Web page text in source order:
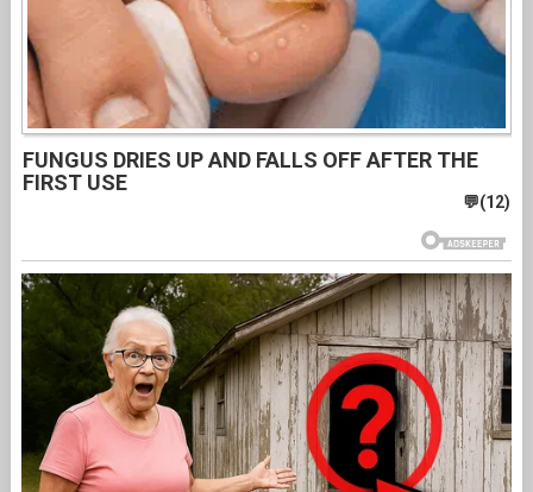
FUNGUS DRIES UP AND FALLS OFF AFTER THE
FIRST USE